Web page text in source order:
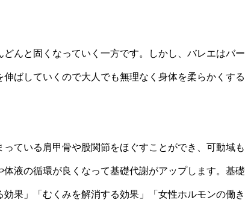
んと固くなっていく一方です。しかし、バレエはバー
ばしていくので大人でも無理なく身体を柔らかくする
ている肩甲骨や股関節をほぐすことができ、可動域も
液の循環が良くなって基礎代謝がアップします。基礎
果」「むくみを解消する効果」「女性ホルモンの働き